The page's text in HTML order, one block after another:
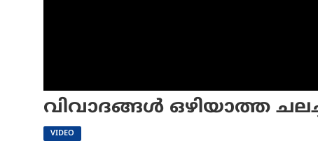
വിവാദങ്ങള്‍ ഒഴിയാത്ത
VIDEO